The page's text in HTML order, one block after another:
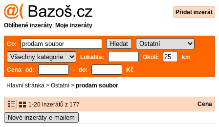
Přidat inzerát
Oblíbené inzeráty, Moje inzeráty
Co:
Lokalita:
Okolí:
km
Cena od:
- do: Kč
Hlavní stránka > Ostatní > prodam soubor
1-20 inzerátů z 177 Cena
Nové inzeráty e-mailem